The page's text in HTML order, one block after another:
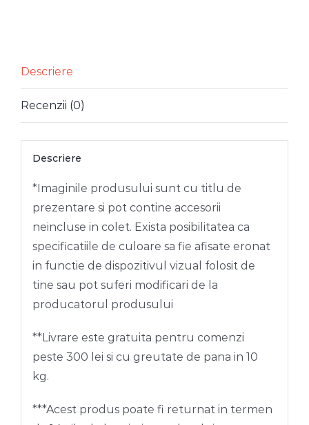
Descriere
Recenzii (0)
Descriere
*Imaginile produsului sunt cu titlu de
prezentare si pot contine accesorii
neincluse in colet. Exista posibilitatea ca
specificatiile de culoare sa fie afisate eronat
in functie de dispozitivul vizual folosit de
tine sau pot suferi modificari de la
producatorul produsului
**Livrare este gratuita pentru comenzi
peste 300 lei si cu greutate de pana in 10
kg.
***Acest produs poate fi returnat in termen